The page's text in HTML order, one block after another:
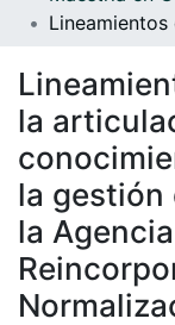
la
la gestión
la